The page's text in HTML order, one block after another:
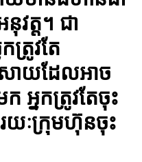
វត្ត។ ជា
រូវតែ
សាយដែលអាច
អ្នកត្រូវតែចុះ
យៈក្រុមហ៊ុនចុះ